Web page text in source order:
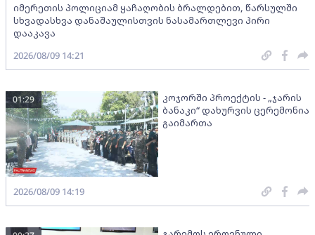
იმერეთის პოლიციამ ყაჩაღობის ბრალდებით, წარსულში
სხვადასხვა დანაშაულისთვის ნასამართლევი პირი
დააკავა
2026/08/09 14:21
კოჯორში პროექტის - „ჯარის
ბანაკი“ დახურვის ცერემონია
გაიმართა
01:29
2026/08/09 14:19